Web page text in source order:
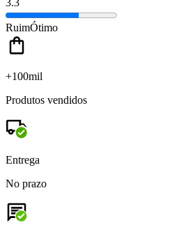
RuimÓtimo
+100mil
Produtos vendidos
Entrega
No prazo